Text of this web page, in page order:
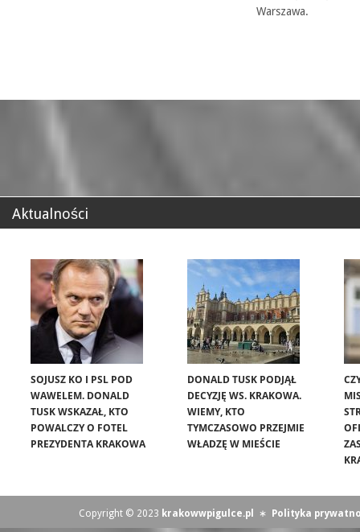
Warszawa.
Aktualności
SOJUSZ KO I PSL POD
WAWELEM. DONALD
TUSK WSKAZAŁ, KTO
POWALCZY O FOTEL
PREZYDENTA KRAKOWA
DONALD TUSK PODJĄŁ
DECYZJĘ WS. KRAKOWA.
WIEMY, KTO
TYMCZASOWO PRZEJMIE
WŁADZĘ W MIEŚCIE
Copyright © 2023 krakowwpigulce.pl ∗ Polityka